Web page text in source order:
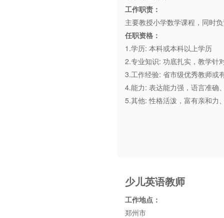
工作职责：
主要教授小学数学课程，同时
任职资格：
1.学历: 本科或本科以上学历
2.专业知识: 功底扎实，教学针
3.工作经验: 省市级优秀教师或
4.能力: 表达能力强，语言准确
5.其他: 性格活泼，富有亲和力
少儿英语教师
工作地点：
郑州市